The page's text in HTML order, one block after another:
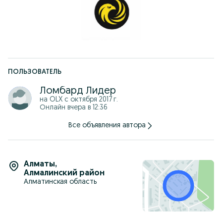
** Выдаем юридическую ГАРАНТИЮ!
ПОЛЬЗОВАТЕЛЬ
Ломбард Лидер
на OLX с октября 2017 г.
Онлайн вчера в 12:36
Все объявления автора
Алматы,
Алмалинский район
Алматинская область